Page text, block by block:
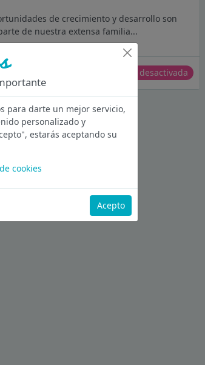
de crecimiento y desarrollo son
de nuestra extensa familia...
Oferta desactivada
para darte un mejor servicio,
personalizado y
estarás aceptando su
cookies
Acepto